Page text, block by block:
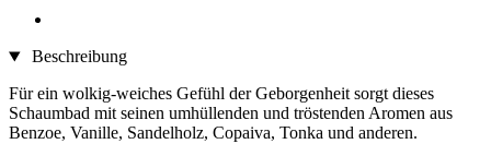
Beschreibung
Für ein wolkig-weiches Gefühl der Geborgenheit sorgt dieses
Schaumbad mit seinen umhüllenden und tröstenden Aromen aus
Benzoe, Vanille, Sandelholz, Copaiva, Tonka und anderen.